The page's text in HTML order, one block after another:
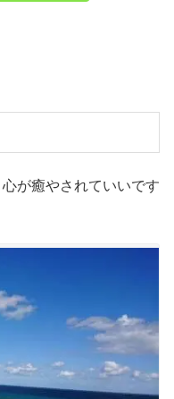
が癒やされていいです